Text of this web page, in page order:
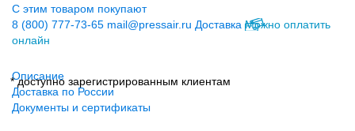
С этим товаром покупают
8 (800) 777-73-65 mail@pressair.ru Доставка Можно оплатить
онлайн
* доступно зарегистрированным клиентам
Описание
Доставка по России
Документы и сертификаты